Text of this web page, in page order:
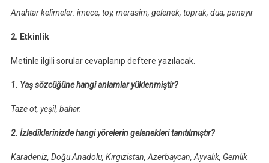
Anahtar kelimeler:imece, toy, merasim, gelenek, toprak, dua, panayır
2. Etkinlik
Metinle ilgili sorular cevaplanıp deftere yazılacak.
1. Yaş sözcüğüne hangi anlamlar yüklenmiştir?
Taze ot, yeşil, bahar.
2. İzlediklerinizde hangi yörelerin gelenekleri tanıtılmıştır?
Karadeniz, Doğu Anadolu, Kırgızistan, Azerbaycan, Ayvalık, Gemlik